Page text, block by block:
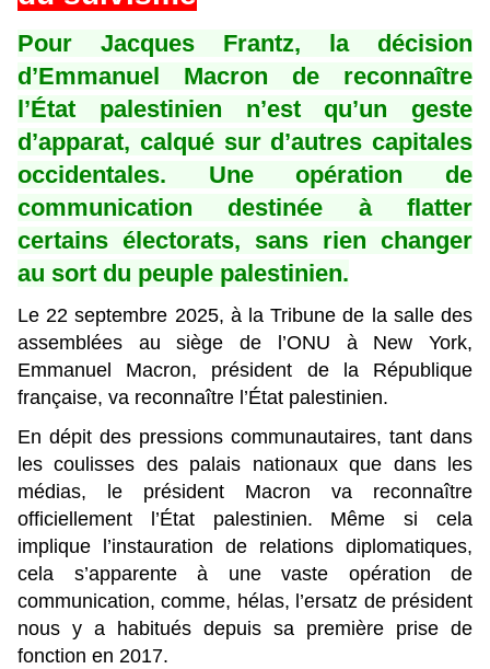
Pour Jacques Frantz, la décision
d’Emmanuel Macron de reconnaître
l’État palestinien n’est qu’un geste
d’apparat, calqué sur d’autres capitales
occidentales. Une opération de
communication destinée à flatter
certains électorats, sans rien changer
au sort du peuple palestinien.
Le 22 septembre 2025, à la Tribune de la salle des
assemblées au siège de l’ONU à New York,
Emmanuel Macron, président de la République
française, va reconnaître l’État palestinien.
En dépit des pressions communautaires, tant dans
les coulisses des palais nationaux que dans les
médias, le président Macron va reconnaître
officiellement l’État palestinien. Même si cela
implique l’instauration de relations diplomatiques,
cela s’apparente à une vaste opération de
communication, comme, hélas, l’ersatz de président
nous y a habitués depuis sa première prise de
fonction en 2017.